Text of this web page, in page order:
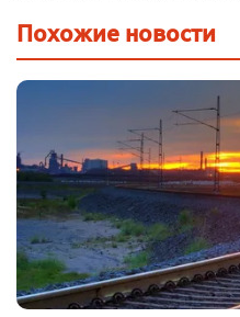
Похожие новости